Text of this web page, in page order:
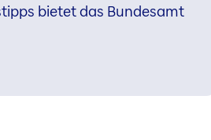
bietet das Bundesamt